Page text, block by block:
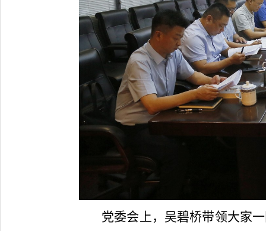
党委会上，吴碧桥带领大家